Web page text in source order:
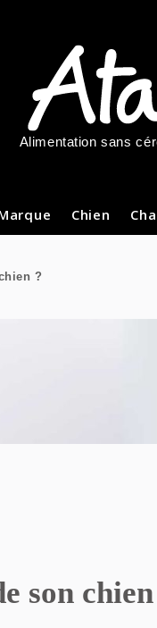
Alimentation sans
Chien
?
son